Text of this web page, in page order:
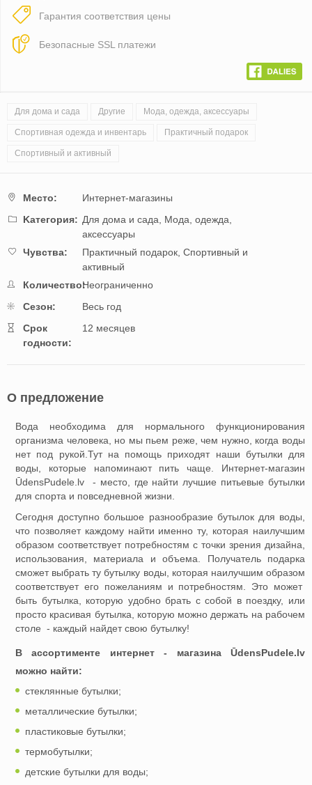
Гарантия соответствия цены
Безопасные SSL платежи
Для дома и сада Другие Мода, одежда, аксессуары
Спортивная одежда и инвентарь Практичный подарок
Спортивный и активный
Mестo:
Интернет-магазины
Kатегория: Для дома и сада, Мода, одежда,
аксессуары
Чувства:
Практичный подарок, Спортивный и
активный
Количество:Неограниченно
Cезон:
Весь год
Cрок
годности:
12 месяцев
О предложение
Вода необходима для нормального функционирования
организма человека, но мы пьем реже, чем нужно, когда воды
нет под рукой.Тут на помощь приходят наши бутылки для
воды, которые напоминают пить чаще. Интернет-магазин
ŪdensPudele.lv - место, где найти лучшие питьевые бутылки
для спорта и повседневной жизни.
Сегодня доступно большое разнообразие бутылок для воды,
что позволяет каждому найти именно ту, которая наилучшим
образом соответствует потребностям с точки зрения дизайна,
использования, материала и объема. Получатель подарка
сможет выбрать ту бутылку воды, которая наилучшим образом
соответствует его пожеланиям и потребностям. Это может
быть бутылка, которую удобно брать с собой в поездку, или
просто красивая бутылка, которую можно держать на рабочем
столе - каждый найдет свою бутылку!
В ассортименте интернет - магазина ŪdensPudele.lv
можно найти:
стеклянные бутылки;
металлические бутылки;
пластиковые бутылки;
термобутылки;
детские бутылки для воды;